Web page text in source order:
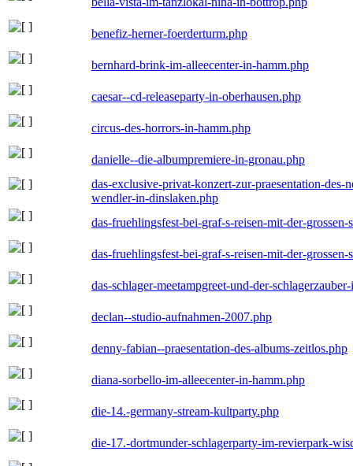
benefiz-herner-foerderturm.php
bernhard-brink-im-alleecenter-in-hamm.php
caesar--cd-releaseparty-in-oberhausen.php
circus-des-horrors-in-hamm.php
danielle--die-albumpremiere-in-gronau.php
das-exclusive-privat-konzert-zur-praesentation-
wendler-in-dinslaken.php
das-fruehlingsfest-bei-graf-s-reisen-mit-der-
das-fruehlingsfest-bei-graf-s-reisen-mit-der-
das-schlager-meetampgreet-und-der-
declan--studio-aufnahmen-2007.php
denny-fabian--praesentation-des-albums-zeitlos.php
diana-sorbello-im-alleecenter-in-hamm.php
die-14.-germany-stream-kultparty.php
die-17.-dortmunder-schlagerparty-im-revierpark-